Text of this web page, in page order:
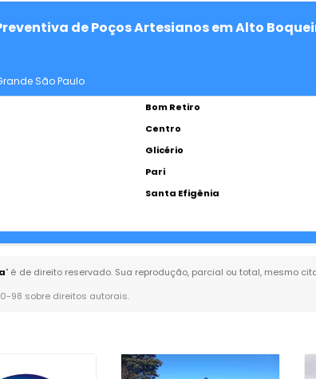
de Poços Artesianos em Alto
São Paulo
Bom Retiro
Centro
Glicério
Pari
Santa Efigênia
" é de direito reservado. Sua reprodução, parcial ou total, mesmo
98 sobre direitos autorais.